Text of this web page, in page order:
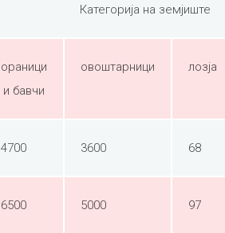
Категорија на земјиште
ораници
и бавчи
овоштарници лозја
4700 3600 68
6500 5000 97